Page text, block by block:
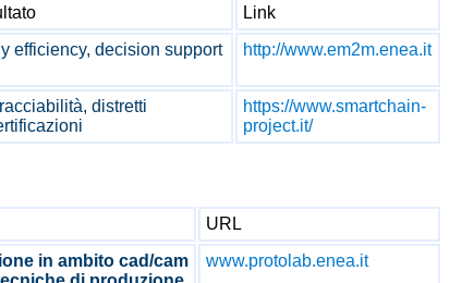
Link
efficiency, decision support
http://www.em2m.enea.it
distretti
https://www.smartchain-
project.it/
URL
in ambito cad/cam
www.protolab.enea.it